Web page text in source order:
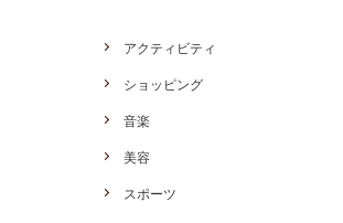
アクティビティ
ショッピング
音楽
美容
スポーツ